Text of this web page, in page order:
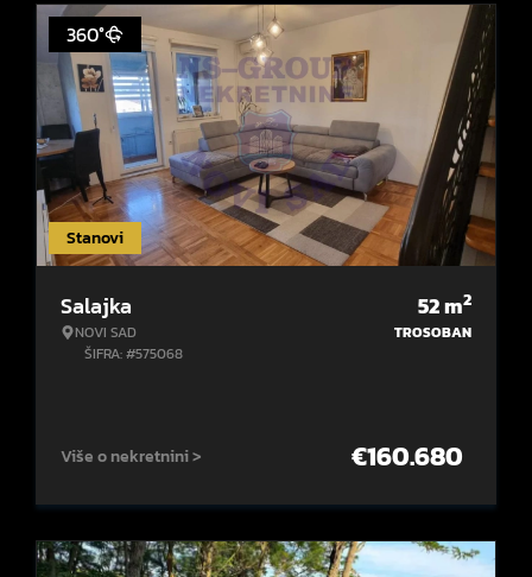
Stanovi
360°
Salajka
NOVI SAD
ŠIFRA: #575068
52m2
TROSOBAN
Više o nekretnini > €160.680